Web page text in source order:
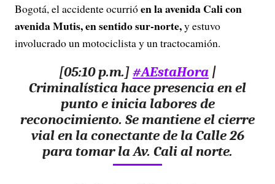
Bogotá, el accidente ocurrióen la avenida Cali con
avenida Mutis, en sentido sur-norte,y estuvo
involucrado un motociclista y un tractocamión.
[05:10 p.m.]#AEstaHora |
Criminalística hace presencia en el
punto e inicia labores de
reconocimiento. Se mantiene el cierre
vial en la conectante de la Calle 26
para tomar la Av. Cali al norte.